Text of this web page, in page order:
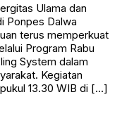
Ulama dan
Ponpes Dalwa
terus memperkuat
Program Rabu
System dalam
Kegiatan
13.30 WIB di […]